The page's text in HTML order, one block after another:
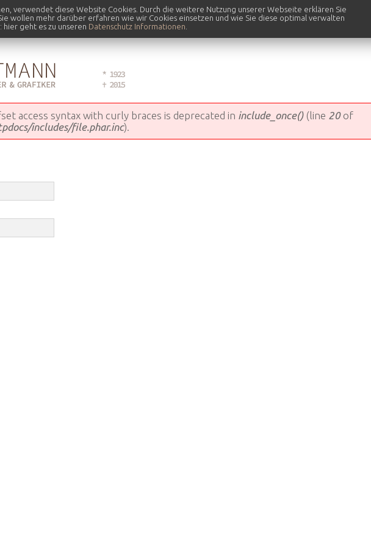
verwendet diese Website Cookies. Durch die weitere Nutzung unserer Webseite erklären Sie
wollen mehr darüber erfahren wie wir Cookies einsetzen und wie Sie diese optimal verwalten
hier geht es zu unseren Datenschutz Informationen
access syntax with curly braces is deprecated in include_once()(line 20of
includes/file.phar.inc).